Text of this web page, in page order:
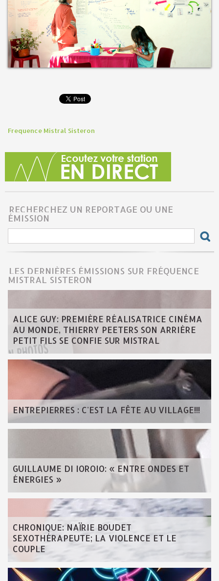
Frequence Mistral Sisteron
RECHERCHEZ UN REPORTAGE OU UNE
ÉMISSION
LES DERNIÈRES ÉMISSIONS SUR FRÉQUENCE
MISTRAL SISTERON
ALICE GUY: PREMIÈRE RÉALISATRICE CINÉMA
AU MONDE, THIERRY PEETERS SON ARRIÈRE
PETIT FILS SE CONFIE SUR MISTRAL
ENTREPIERRES : C'EST LA FÊTE AU VILLAGE!!!
GUILLAUME DI IOROIO: « ENTRE ONDES ET
ÉNERGIES »
CHRONIQUE: NAÏRIE BOUDET
SEXOTHÉRAPEUTE; LA VIOLENCE ET LE
COUPLE